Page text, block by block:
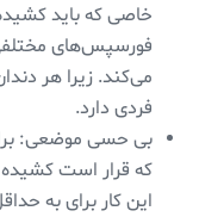
خاصی که باید
فورسپس‌های
می‌کند. زیرا هر
فردی دارد.
بی حسی موضعی:
که قرار است
این کار برای به